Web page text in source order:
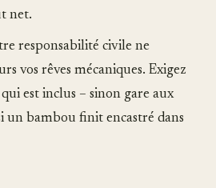
net.
responsabilité civile ne
vos rêves mécaniques. Exigez
est inclus – sinon gare aux
un bambou finit encastré dans